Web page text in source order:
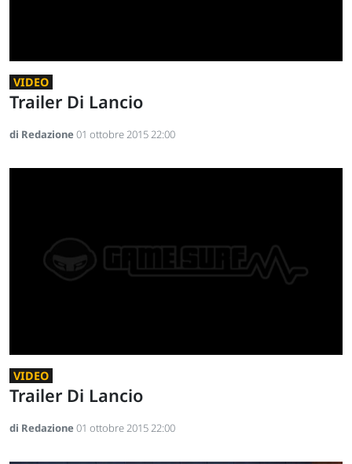
VIDEO
Trailer Di Lancio
di Redazione01 ottobre 2015 22:00
VIDEO
Trailer Di Lancio
di Redazione01 ottobre 2015 22:00